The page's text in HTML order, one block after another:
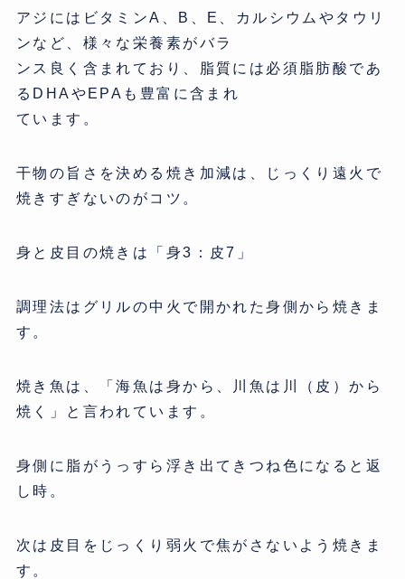
アジにはビタミンA、B、E、カルシウムやタウリ
ンなど、様々な栄養素がバラ
ンス良く含まれており、脂質には必須脂肪酸であ
るDHAやEPAも豊富に含まれ
ています。
干物の旨さを決める焼き加減は、じっくり遠火で
焼きすぎないのがコツ。
身と皮目の焼きは「身3：皮7」
調理法はグリルの中火で開かれた身側から焼きま
す。
焼き魚は、「海魚は身から、川魚は川（皮）から
焼く」と言われています。
身側に脂がうっすら浮き出てきつね色になると返
し時。
次は皮目をじっくり弱火で焦がさないよう焼きま
す。